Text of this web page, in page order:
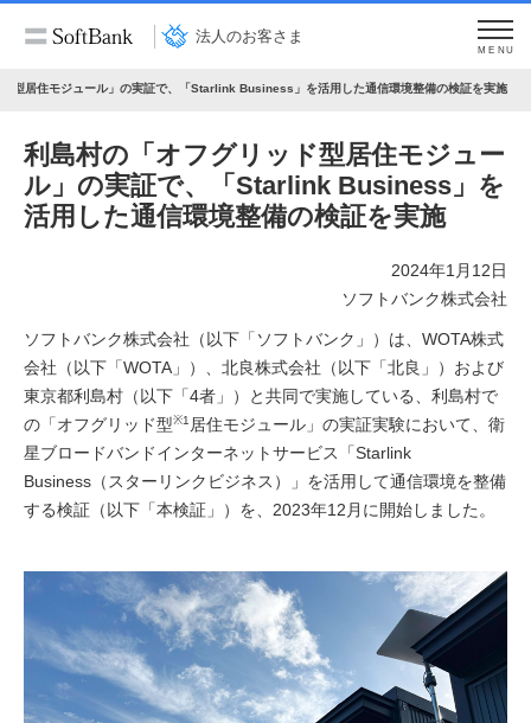
法人のお客さま
MENU
型居住モジュール」の実証で、「Starlink Business」を活用した通信環境整備の検証を実施
利島村の「オフグリッド型居住モジュー
ル」の実証で、「Starlink Business」を
活用した通信環境整備の検証を実施
2024年1月12日
ソフトバンク株式会社
ソフトバンク株式会社（以下「ソフトバンク」）は、WOTA株式
会社（以下「WOTA」）、北良株式会社（以下「北良」）および
東京都利島村（以下「4者」）と共同で実施している、利島村で
の「オフグリッド型※1 居住モジュール」の実証実験において、衛
星ブロードバンドインターネットサービス「Starlink
Business（スターリンクビジネス）」を活用して通信環境を整備
する検証（以下「本検証」）を、2023年12月に開始しました。